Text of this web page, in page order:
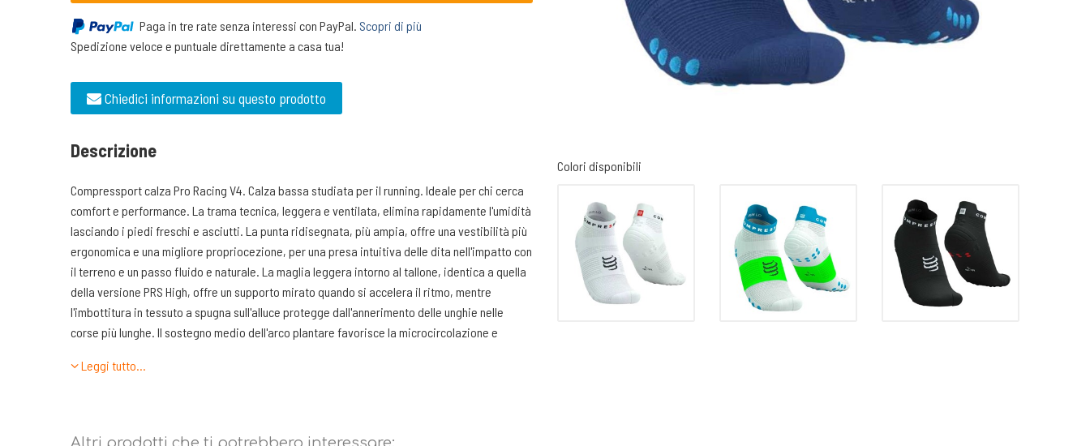
Colori disponibili
Paga in tre rate senza interessi con PayPal. Scopri di più
Spedizione veloce e puntuale direttamente a casa tua!
Chiedici informazioni su questo prodotto
Descrizione
Compressport calza Pro Racing V4. Calza bassa studiata per il running. Ideale per chi cerca
comfort e performance. La trama tecnica, leggera e ventilata, elimina rapidamente l'umidità
lasciando i piedi freschi e asciutti. La punta ridisegnata, più ampia, offre una vestibilità più
ergonomica e una migliore propriocezione, per una presa intuitiva delle dita nell'impatto con
il terreno e un passo fluido e naturale. La maglia leggera intorno al tallone, identica a quella
della versione PRS High, offre un supporto mirato quando si accelera il ritmo, mentre
l'imbottitura in tessuto a spugna sull'alluce protegge dall'annerimento delle unghie nelle
corse più lunghe. Il sostegno medio dell'arco plantare favorisce la microcircolazione e
dalla comparsa di dolorose vesciche. La nostra nuovissima tecnologia a punti piatti si
punti 3D (75%) e punti piatti (25%) attutisce l'impatto migliorando la ventilazione e la presa
Leggi tutto…
Altri prodotti che ti potrebbero interessare: